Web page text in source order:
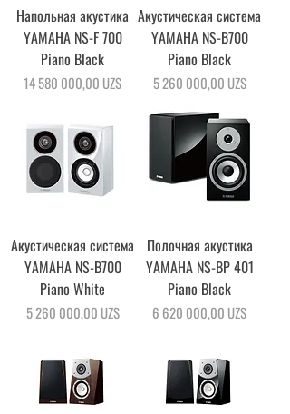
Напольная акустика
YAMAHA NS-F 700
Piano Black
Цена
14 580 000,00 UZS
Акустическая система
YAMAHA NS-B700
Piano Black
Цена
5 260 000,00 UZS
Акустическая система
YAMAHA NS-B700
Piano White
Цена
5 260 000,00 UZS
Полочная акустика
YAMAHA NS-BP 401
Piano Black
Цена
6 620 000,00 UZS